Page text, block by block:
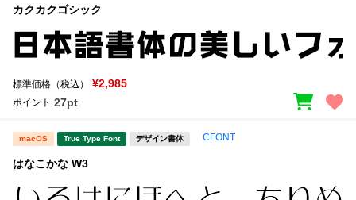
カクカクゴシック
標準価格（税込） ¥2,985
ポイント 27pt
macOS True Type Font デザイン書体 CFONT
はなこかな W3